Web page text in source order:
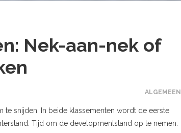
Nek-aan-nek of
ALGEMEEN
snijden. In beide klassementen wordt de eerste
Tijd om de developmentstand op te nemen.